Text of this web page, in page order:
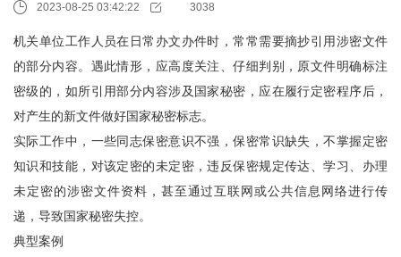
2023-08-25 03:42:22 3038
机关单位工作人员在日常办文办件时，常常需要摘抄引用涉密文件
的部分内容。遇此情形，应高度关注、仔细判别，原文件明确标注
密级的，如所引用部分内容涉及国家秘密，应在履行定密程序后，
对产生的新文件做好国家秘密标志。
实际工作中，一些同志保密意识不强，保密常识缺失，不掌握定密
知识和技能，对该定密的未定密，违反保密规定传达、学习、办理
未定密的涉密文件资料，甚至通过互联网或公共信息网络进行传
递，导致国家秘密失控。
典型案例